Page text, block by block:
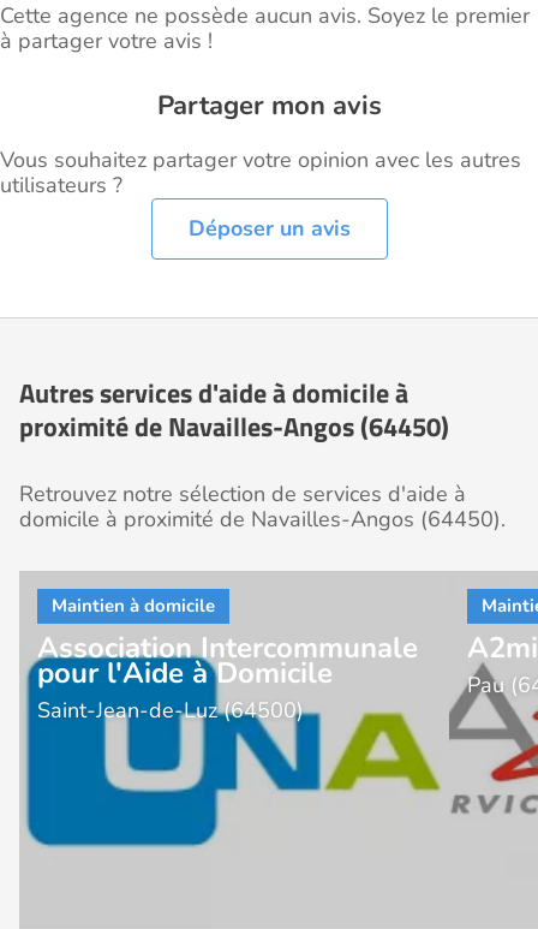
Cette agence ne possède aucun avis. Soyez le premier
à partager votre avis !
Partager mon avis
Vous souhaitez partager votre opinion avec les autres
utilisateurs ?
Déposer un avis
Autres services d'aide à domicile à
proximité de Navailles-Angos (64450)
Retrouvez notre sélection de services d'aide à
domicile à proximité de Navailles-Angos (64450).
Association Intercommunale
pour l'Aide à Domicile
Saint-Jean-de-Luz (64500)
Pau